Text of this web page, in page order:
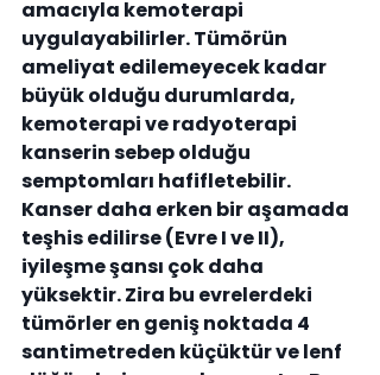
amacıyla kemoterapi
uygulayabilirler. Tümörün
ameliyat edilemeyecek kadar
büyük olduğu durumlarda,
kemoterapi ve radyoterapi
kanserin sebep olduğu
semptomları hafifletebilir.
Kanser daha erken bir aşamada
teşhis edilirse (Evre I ve II),
iyileşme şansı çok daha
yüksektir. Zira bu evrelerdeki
tümörler en geniş noktada 4
santimetreden küçüktür ve lenf